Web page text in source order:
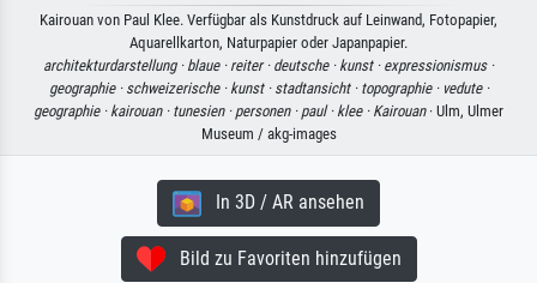
Kairouan von Paul Klee. Verfügbar als Kunstdruck auf Leinwand, Fotopapier,
Aquarellkarton, Naturpapier oder Japanpapier.
architekturdarstellung · blaue · reiter · deutsche · kunst · expressionismus ·
geographie · schweizerische · kunst · stadtansicht · topographie · vedute ·
geographie · kairouan · tunesien · personen · paul · klee · Kairouan· Ulm, Ulmer
Museum / akg-images
In 3D / AR ansehen
Bild zu Favoriten hinzufügen